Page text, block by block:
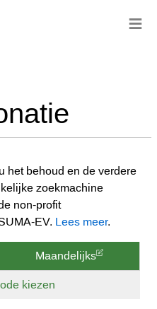
het behoud en de verdere
zoekmachine
non-profit
EV. Lees meer.
Maandelijks
kiezen
≡